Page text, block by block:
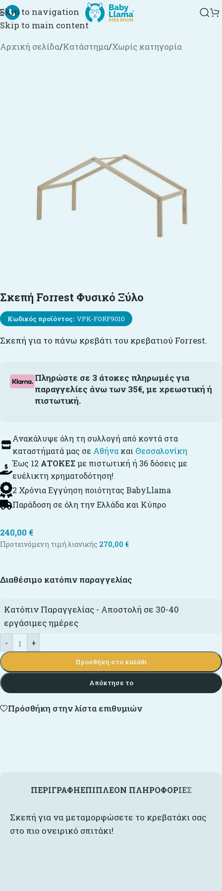
Skip to navigation
Skip to main content
Αρχική σελίδα/Κατάστημα/Χωρίς κατηγορία
Σκεπή Forrest Φυσικό Ξύλο
Κωδικός προϊόντος: VPK-FORF9010
Σκεπή για το πάνω κρεβάτι του κρεβατιού Forrest.
Πληρώστε σε 3 άτοκες πληρωμές για
παραγγελίες άνω των 35€, με χρεωστική ή
πιστωτική.
Ανακάλυψε όλη τη συλλογή από κοντά στα
καταστήματά μας σε Αθήνα και Θεσσαλονίκη
Έως 12 ΑΤΟΚΕΣ με πιστωτική ή 36 δόσεις με
ευέλικτη χρηματοδότηση!
2 Χρόνια Εγγύηση ποιότητας BabyLlama
Παράδοση σε όλη την Ελλάδα και Κύπρο
240,00 €
Προτεινόμενη τιμή λιανικής 270,00 €
Διαθέσιμο κατόπιν παραγγελίας
Κατόπιν Παραγγελίας - Αποστολή σε 30-40
εργάσιμες ημέρες
-
+
Προσθήκη στο καλάθι
Απόκτησε το
Πρόσθήκη στην λίστα επιθυμιών
ΠΕΡΙΓΡΑΦΉΕΠΙΠΛΈΟΝ ΠΛΗΡΟΦΟΡΊΕΣ
Σκεπή για να μεταμορφώσετε το κρεβατάκι σας
στο πιο ονειρικό σπιτάκι!